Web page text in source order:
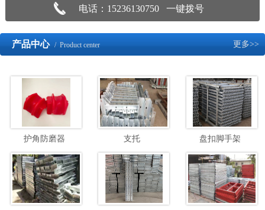
电话：15236130750 一键拨号
更多>>
产品中心/ Product center
护角防磨器 支托 盘扣脚手架